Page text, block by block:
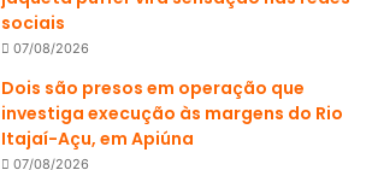
sociais
07/08/2026
Dois são presos em operação que
investiga execução às margens do Rio
Itajaí-Açu, em Apiúna
07/08/2026